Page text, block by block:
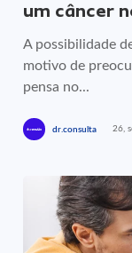
um câncer
A possibilidade
motivo de
pensa no...
dr.consulta 26,